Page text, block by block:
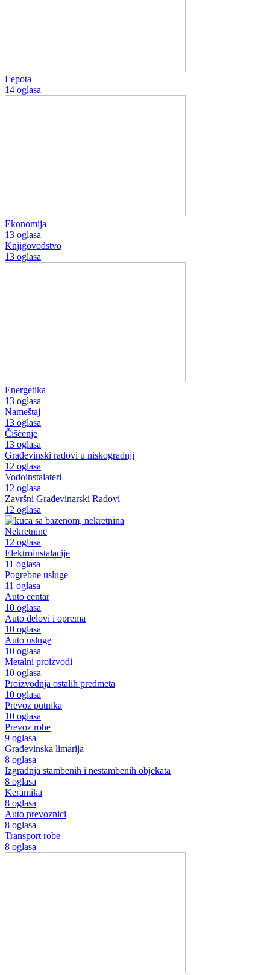
Lepota
14 oglasa
Ekonomija
13 oglasa
Knjigovođstvo
13 oglasa
Energetika
13 oglasa
Nameštaj
13 oglasa
Čišćenje
13 oglasa
Građevinski radovi u niskogradnji
12 oglasa
Vodoinstalateri
12 oglasa
Završni Građevinarski Radovi
12 oglasa
Nekretnine
12 oglasa
Elektroinstalacije
11 oglasa
Pogrebne usluge
11 oglasa
Auto centar
10 oglasa
Auto delovi i oprema
10 oglasa
Auto usluge
10 oglasa
Metalni proizvodi
10 oglasa
Proizvodnja ostalih predmeta
10 oglasa
Prevoz putnika
10 oglasa
Prevoz robe
9 oglasa
Građevinska limarija
8 oglasa
Izgradnja stambenih i nestambenih objekata
8 oglasa
Keramika
8 oglasa
Auto prevoznici
8 oglasa
Transport robe
8 oglasa